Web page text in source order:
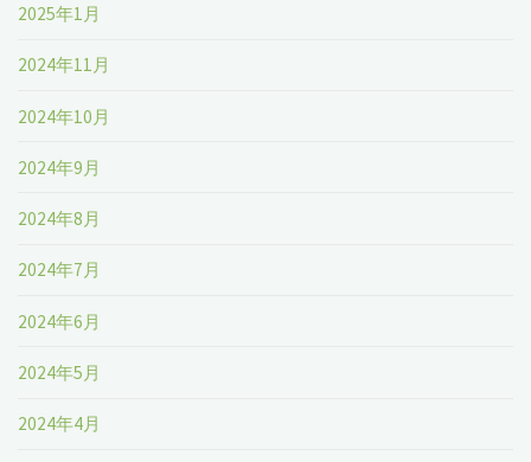
2025年1月
2024年11月
2024年10月
2024年9月
2024年8月
2024年7月
2024年6月
2024年5月
2024年4月